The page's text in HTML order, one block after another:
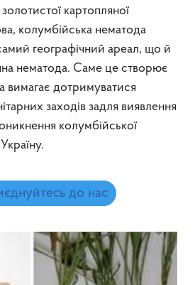
картопляної
колумбійська нематода
географічний ареал, що й
нематода. Саме це створює
вимагає дотримуватися
заходів задля виявлення
колумбійської
до нас